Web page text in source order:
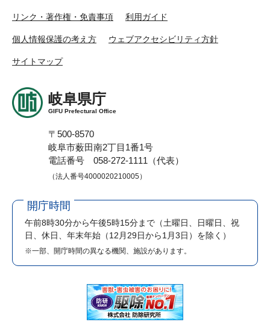
リンク・著作権・免責事項 利用ガイド
個人情報保護の考え方 ウェブアクセシビリティ方針
サイトマップ
岐阜県庁
GIFU Prefectural Office
〒500-8570
岐阜市薮田南2丁目1番1号
電話番号 058-272-1111（代表）
（法人番号4000020210005）
開庁時間
午前8時30分から午後5時15分まで （土曜日、日曜日、祝
日、休日、年末年始（12月29日から1月3日）を除く）
※一部、開庁時間の異なる機関、施設があります。